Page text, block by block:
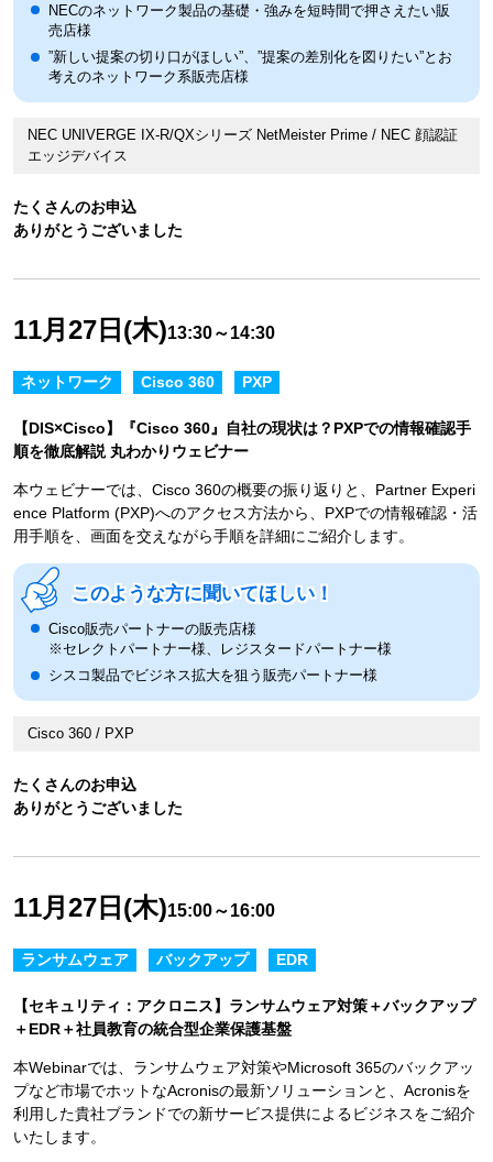
たくさんのお申込
ありがとうございました
NECのネットワーク製品の基礎・強みを短時間で押さえたい販
売店様
”新しい提案の切り口がほしい”、”提案の差別化を図りたい”とお
考えのネットワーク系販売店様
NEC UNIVERGE IX-R/QXシリーズ NetMeister Prime / NEC 顔認証
エッジデバイス
11月27日(木)13:30～14:30
たくさんのお申込
ありがとうございました
ネットワーク Cisco 360 PXP
【DIS×Cisco】『Cisco 360』自社の現状は？PXPでの情報確認手
順を徹底解説 丸わかりウェビナー
本ウェビナーでは、Cisco 360の概要の振り返りと、Partner Experi
ence Platform (PXP)へのアクセス方法から、PXPでの情報確認・活
用手順を、画面を交えながら手順を詳細にご紹介します。
このような方に聞いてほしい！
Cisco販売パートナーの販売店様
※セレクトパートナー様、レジスタードパートナー様
シスコ製品でビジネス拡大を狙う販売パートナー様
Cisco 360 / PXP
11月27日(木)15:00～16:00
ランサムウェア バックアップ EDR
【セキュリティ：アクロニス】ランサムウェア対策＋バックアップ
＋EDR＋社員教育の統合型企業保護基盤
本Webinarでは、ランサムウェア対策やMicrosoft 365のバックアッ
プなど市場でホットなAcronisの最新ソリューションと、Acronisを
利用した貴社ブランドでの新サービス提供によるビジネスをご紹介
いたします。